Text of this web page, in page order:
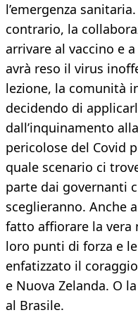
l’emergenza
contrario, la
arrivare al vaccino e
avrà reso il virus
lezione, la comunità
decidendo di
dall’inquinamento
pericolose del Covid
quale scenario ci
parte dai governanti
sceglieranno. Anche
fatto affiorare la vera
loro punti di forza e
enfatizzato il
e Nuova Zelanda. O
al Brasile.